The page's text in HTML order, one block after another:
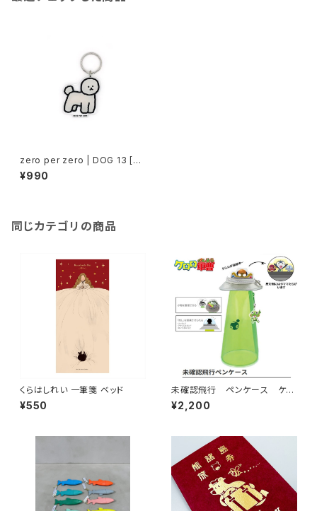
zero per zero | DOG 13 [S]
| Stand Up Keyring
¥990
同じカテゴリの商品
くらはしれい 一筆箋 ベッド
¥550
未確認飛行 ペンケース ケロ
ロ軍曹
¥2,200